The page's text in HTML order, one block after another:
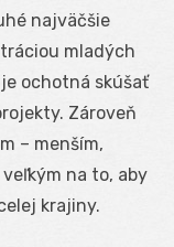
najväčšie
mladých
ochotná skúšať
Zároveň
– menším,
na to, aby
krajiny.